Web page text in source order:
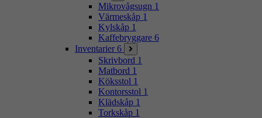
Mikrovågsugn 1
Värmeskåp 1
Kylskåp 1
Kaffebryggare 6
Inventarier 6
Skrivbord 1
Matbord 1
Köksstol 1
Kontorsstol 1
Klädskåp 1
Torkskåp 1